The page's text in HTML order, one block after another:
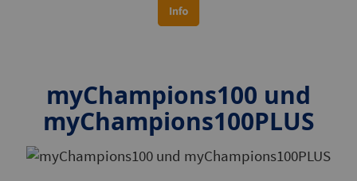
myChampions100 und
myChampions100PLUS